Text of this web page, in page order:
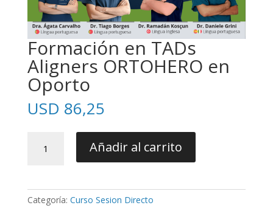
Formación en TADs
Aligners ORTOHERO en
Oporto
USD 86,25
ORTOHERO
en
Añadir al carrito
Categoría: Curso Sesion Directo